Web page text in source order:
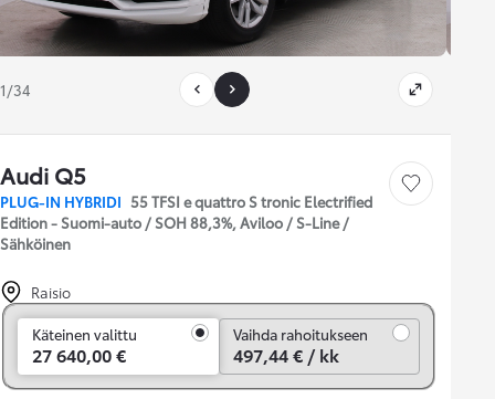
1/34
Audi Q5
PLUG-IN HYBRIDI 55 TFSI e quattro S tronic Electrified
Edition - Suomi-auto / SOH 88,3%, Aviloo / S-Line /
Sähköinen
Tallenna auto
Raisio
Käteinen valittu
27 640,00 €
Vaihda rahoitukseen
497,44 € / kk